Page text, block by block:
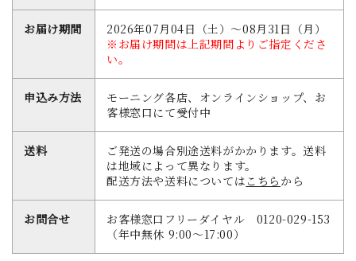
お届け期間
2026年07月04日（土）～08月31日（月）
※お届け期間は上記期間よりご指定くださ
い。
申込み方法
モーニング各店、オンラインショップ、お
客様窓口にて受付中
送料
ご発送の場合別途送料がかかります。送料
は地域によって異なります。
配送方法や送料については こちら から
お問合せ
お客様窓口フリーダイヤル 0120-029-153
（年中無休 9:00～17:00）